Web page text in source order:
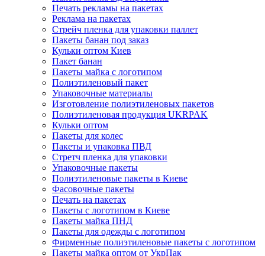
Печать рекламы на пакетах
Реклама на пакетах
Стрейч пленка для упаковки паллет
Пакеты банан под заказ
Кульки оптом Киев
Пакет банан
Пакеты майка с логотипом
Полиэтиленовый пакет
Упаковочные материалы
Изготовление полиэтиленовых пакетов
Полиэтиленовая продукция UKRPAK
Кульки оптом
Пакеты для колес
Пакеты и упаковка ПВД
Стретч пленка для упаковки
Упаковочные пакеты
Полиэтиленовые пакеты в Киеве
Фасовочные пакеты
Печать на пакетах
Пакеты с логотипом в Киеве
Пакеты майка ПНД
Пакеты для одежды с логотипом
Фирменные полиэтиленовые пакеты с логотипом
Пакеты майка оптом от УкрПак